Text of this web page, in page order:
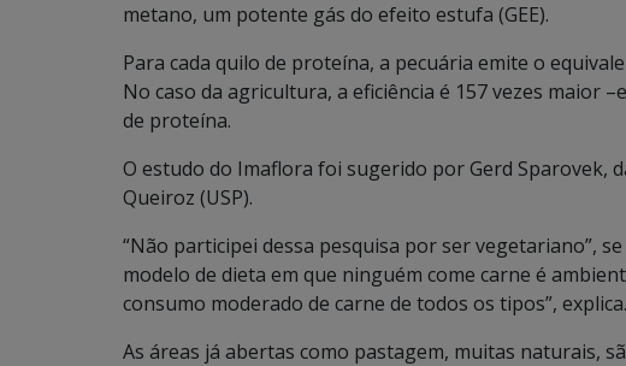
metano, um potente gás do efeito estufa (GEE).
Para cada quilo de proteína, a pecuária emite o
No caso da agricultura, a eficiência é 157 vezes maior
de proteína.
O estudo do Imaflora foi sugerido por Gerd Sparovek,
Queiroz (USP).
“Não participei dessa pesquisa por ser vegetariano”,
modelo de dieta em que ninguém come carne é
consumo moderado de carne de todos os tipos”, explica.
As áreas já abertas como pastagem, muitas naturais,